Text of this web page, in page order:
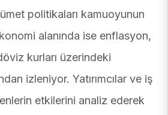
politikaları kamuoyunun
alanında ise enflasyon,
kurları üzerindeki
izleniyor. Yatırımcılar ve iş
etkilerini analiz ederek